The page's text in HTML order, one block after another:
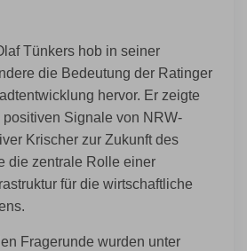
Tünkers hob in seiner
die Bedeutung der Ratinger
hervor. Er zeigte
Signale von NRW-
Krischer zur Zukunft des
die zentrale Rolle einer
für die wirtschaftliche
Fragerunde wurden unter